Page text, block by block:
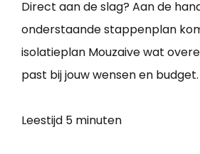
Direct aan de slag? Aan de
onderstaande stappenplan
isolatieplan Mouzaive wat
past bij jouw wensen en budget.
Leestijd 5 minuten